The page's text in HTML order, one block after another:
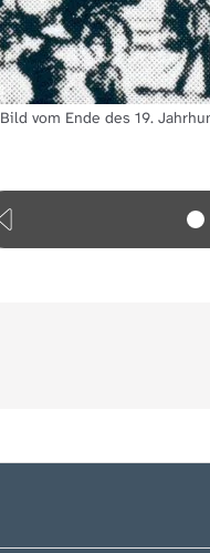
Bild vom Ende des 19.